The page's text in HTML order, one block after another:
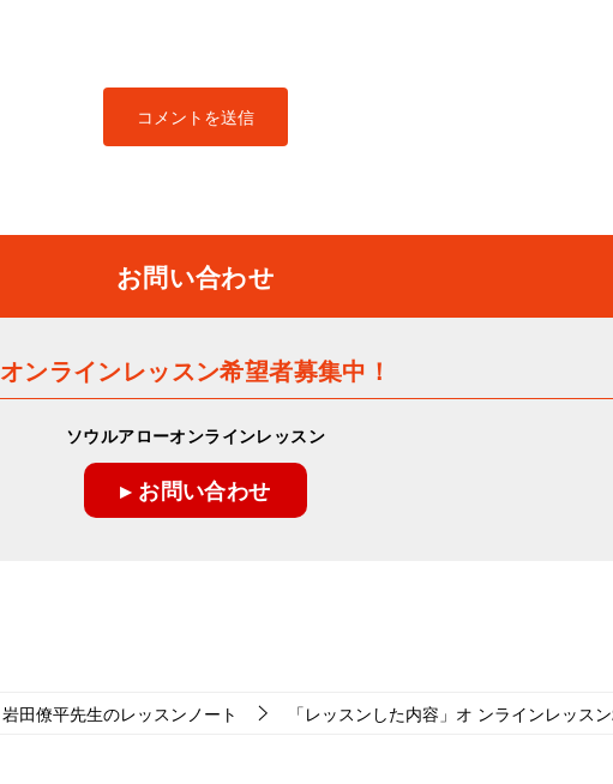
お問い合わせ
オンラインレッスン希望者募集中！
ソウルアローオンラインレッスン
▸ お問い合わせ
岩田僚平先生のレッスンノート 「レッスンした内容」オ ンラインレッス